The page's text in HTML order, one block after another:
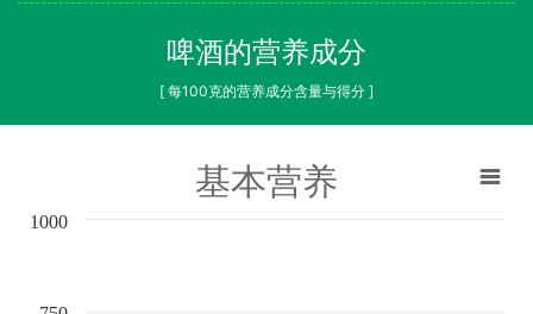
啤酒的营养成分
[ 每100克的营养成分含量与得分 ]
基本营养
1000